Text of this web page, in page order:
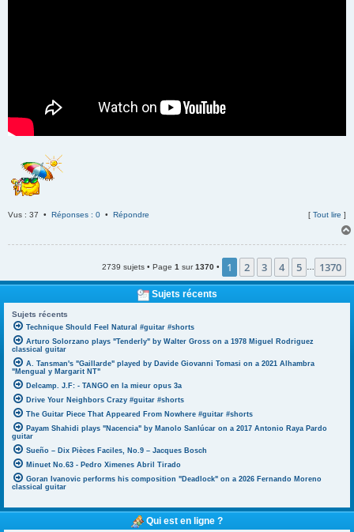
Vus : 37 • Réponses : 0 • Répondre [ Tout lire ]
2739 sujets • Page 1 sur1370 • 1 2 3 4 5 1370
Sujets récents
Sujets récents
Technique Should Feel Natural #guitar #shorts
Arturo Solorzano plays "Tenderly" by Walter Gross on a 1978 Miguel Rodriguez
classical guitar
A. Tansman's "Gaillarde" played by Davide Giovanni Tomasi on a 2021 Alhambra
"Mengual y Margarit NT"
Delcamp. J.F: - TANGO en la mieur opus 3a
Drive Your Neighbors Crazy #guitar #shorts
The Guitar Piece That Appeared From Nowhere #guitar #shorts
Payam Shahidi plays "Nacencia" by Manolo Sanlúcar on a 2017 Antonio Raya Pardo
guitar
Sueño – Dix Pièces Faciles, No.9 – Jacques Bosch
Minuet No.63 - Pedro Ximenes Abril Tirado
Goran Ivanovic performs his composition "Deadlock" on a 2026 Fernando Moreno
classical guitar
Qui est en ligne ?